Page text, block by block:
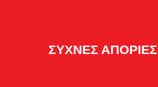
ΣΥΧΝΕΣ ΑΠΟΡΙΕΣ